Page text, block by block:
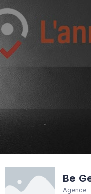
Be
Agence